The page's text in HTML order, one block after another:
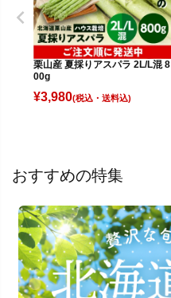
栗山産 夏採りアスパラ 2L/L混 8
00g
¥3,980(税込)
おすすめの特集